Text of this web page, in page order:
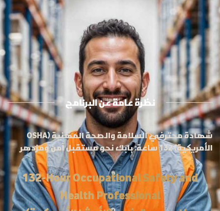
نظرة عامة عن البرنامج
شهادة محترفي السلامة والصحة المهنية (OSHA
الأمريكية) 132 ساعة: بابك نحو مستقبل آمن ومزدهر
132-Hour Occupational Safety and
Health Professional